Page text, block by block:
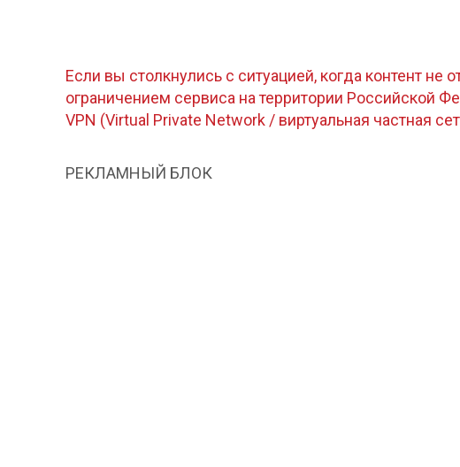
Если вы столкнулись с ситуацией, когда контент не
ограничением сервиса на территории Российской
VPN (Virtual Private Network / виртуальная частная
РЕКЛАМНЫЙ БЛОК